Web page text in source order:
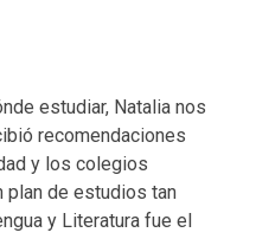
estudiar, Natalia nos
recomendaciones
y los colegios
plan de estudios tan
y Literatura fue el